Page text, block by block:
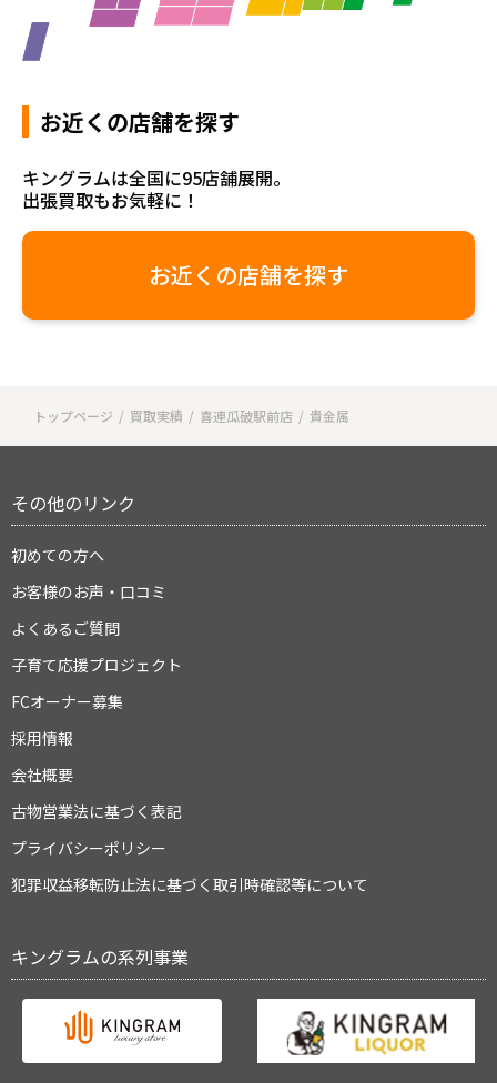
お近くの店舗を探す
キングラムは全国に95店舗展開。
出張買取もお気軽に！
お近くの店舗を探す
トップページ 買取実績 喜連瓜破駅前店 貴金属
その他のリンク
初めての方へ
お客様のお声・口コミ
よくあるご質問
子育て応援プロジェクト
FCオーナー募集
採用情報
会社概要
古物営業法に基づく表記
プライバシーポリシー
犯罪収益移転防止法に基づく取引時確認等について
キングラムの系列事業